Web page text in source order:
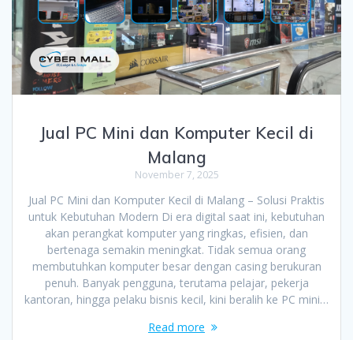
Jual PC Mini dan Komputer Kecil di
Malang
November 7, 2025
Jual PC Mini dan Komputer Kecil di Malang – Solusi Praktis
untuk Kebutuhan Modern Di era digital saat ini, kebutuhan
akan perangkat komputer yang ringkas, efisien, dan
bertenaga semakin meningkat. Tidak semua orang
membutuhkan komputer besar dengan casing berukuran
penuh. Banyak pengguna, terutama pelajar, pekerja
kantoran, hingga pelaku bisnis kecil, kini beralih ke PC mini…
Read more